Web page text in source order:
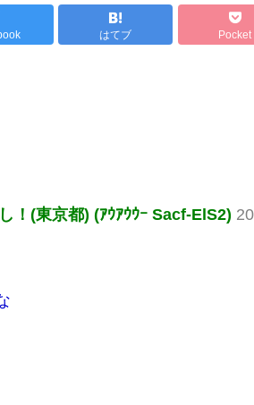
はてブ Pocket
！(東京都) (ｱｳｱｳｳｰ Sacf-ElS2)